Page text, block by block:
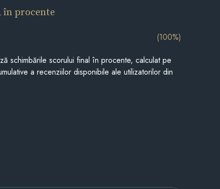
în procente
(100%)
schimbările scorului final în procente, calculat pe
a recenziilor disponibile ale utilizatorilor din